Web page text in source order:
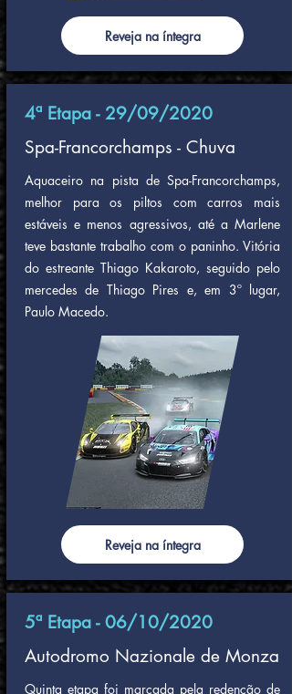
Reveja na íntegra
4ª Etapa - 29/09/2020
Spa-Francorchamps - Chuva
Aquaceiro na pista de Spa-Francorchamps,
melhor para os piltos com carros mais
estáveis e menos agressivos, até a Marlene
teve bastante trabalho com o paninho. Vitória
do estreante Thiago Kakaroto, seguido pelo
mercedes de Thiago Pires e, em 3º lugar,
Paulo Macedo.
Reveja na íntegra
5ª Etapa - 06/10/2020
Autodromo Nazionale de Monza
Quinta etapa foi marcada pela redenção de